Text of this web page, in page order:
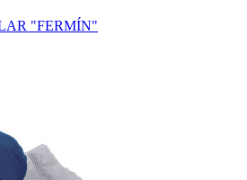
"FERMÍN"